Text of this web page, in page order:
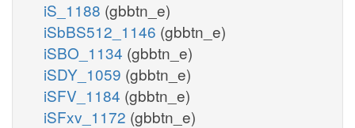
iS_1188 (gbbtn_e)
iSbBS512_1146 (gbbtn_e)
iSBO_1134 (gbbtn_e)
iSDY_1059 (gbbtn_e)
iSFV_1184 (gbbtn_e)
iSFxv_1172 (gbbtn_e)